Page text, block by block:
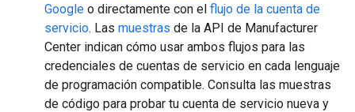
Google o directamente con el flujo de la cuenta de
servicio. Las muestras de la API de Manufacturer
Center indican cómo usar ambos flujos para las
credenciales de cuentas de servicio en cada lenguaje
de programación compatible. Consulta las muestras
de código para probar tu cuenta de servicio nueva y